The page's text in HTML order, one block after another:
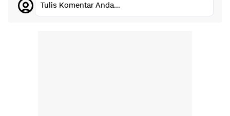
Tulis Komentar Anda...